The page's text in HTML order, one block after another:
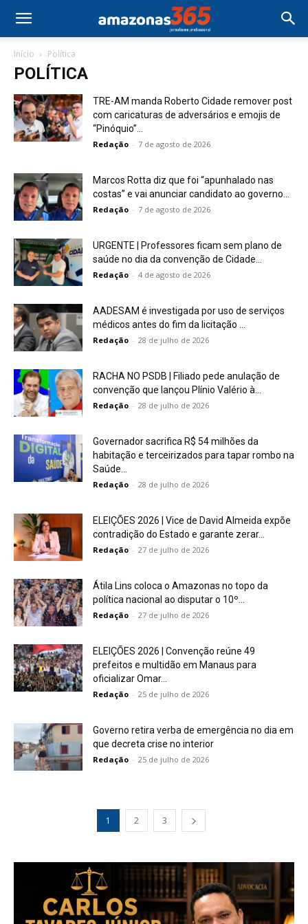
Início Política
POLÍTICA
TRE-AM manda Roberto Cidade remover post
com caricaturas de adversários e emojis de
“Pinóquio”...
Redação - 7 de agosto de 2026
Marcos Rotta diz que foi “apunhalado nas
costas” e vai anunciar candidato ao governo...
Redação - 7 de agosto de 2026
URGENTE | Professores ficam sem plano de
saúde no dia da convenção de Cidade...
Redação - 4 de agosto de 2026
AADESAM é investigada por uso de serviços
médicos antes do fim da licitação ...
Redação - 28 de julho de 2026
RACHA NO PSDB | Filiado pede anulação de
convenção que lançou Plínio Valério à...
Redação - 28 de julho de 2026
Governador sacrifica R$ 54 milhões da
habitação e terceirizados para tapar rombo na
Saúde...
Redação - 28 de julho de 2026
ELEIÇÕES 2026 | Vice de David Almeida expõe
contradição do Estado e garante zerar...
Redação - 27 de julho de 2026
Átila Lins coloca o Amazonas no topo da
política nacional ao disputar o 10º...
Redação - 27 de julho de 2026
ELEIÇÕES 2026 | Convenção reúne 49
prefeitos e multidão em Manaus para
oficializar Omar...
Redação - 25 de julho de 2026
Governo retira verba de emergência no dia em
que decreta crise no interior
Redação - 25 de julho de 2026
1 2 3